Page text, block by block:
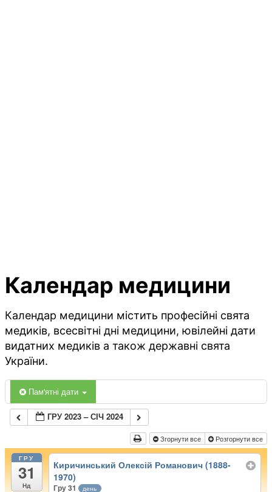
Календар медицини
Календар медицини містить професійні свята
медиків, всесвітні дні медицини, ювілейні дати
видатних медиків а також державні свята
України.
Пам'ятні дати
ГРУ 2023 – СІЧ 2024
Згорнути все Розгорнути все
ГРУ
31
Нд
Киричинський Олексій Романович (1888-
1970)
Гру 31 день